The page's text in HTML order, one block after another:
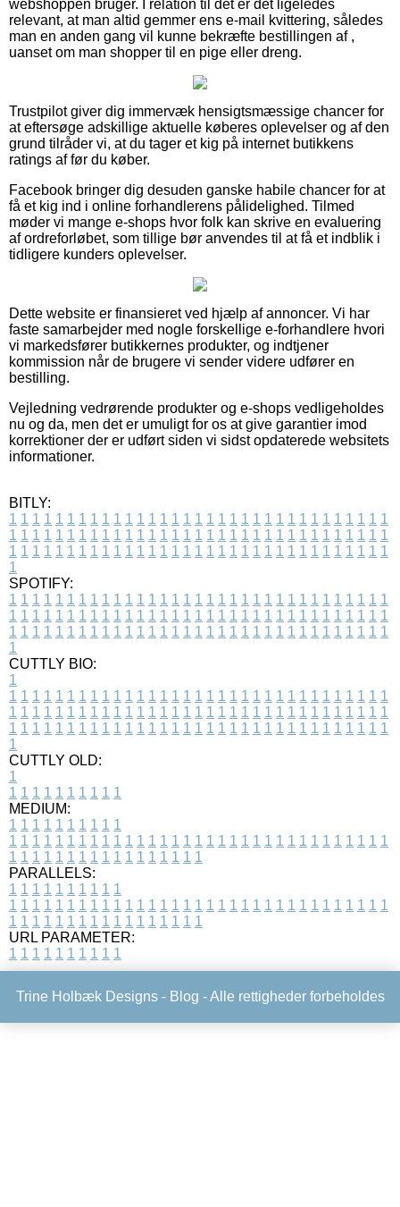
webshoppen bruger. I relation til det er det ligeledes
relevant, at man altid gemmer ens e-mail kvittering, således
man en anden gang vil kunne bekræfte bestillingen af ,
uanset om man shopper til en pige eller dreng.
Trustpilot giver dig immervæk hensigtsmæssige chancer for
at eftersøge adskillige aktuelle køberes oplevelser og af den
grund tilråder vi, at du tager et kig på internet butikkens
ratings af før du køber.
Facebook bringer dig desuden ganske habile chancer for at
få et kig ind i online forhandlerens pålidelighed. Tilmed
møder vi mange e-shops hvor folk kan skrive en evaluering
af ordreforløbet, som tillige bør anvendes til at få et indblik i
tidligere kunders oplevelser.
Dette website er finansieret ved hjælp af annoncer. Vi har
faste samarbejder med nogle forskellige e-forhandlere hvori
vi markedsfører butikkernes produkter, og indtjener
kommission når de brugere vi sender videre udfører en
bestilling.
Vejledning vedrørende produkter og e-shops vedligeholdes
nu og da, men det er umuligt for os at give garantier imod
korrektioner der er udført siden vi sidst opdaterede websitets
informationer.
BITLY:
1 1 1 1 1 1 1 1 1 1 1 1 1 1 1 1 1 1 1 1 1 1 1 1 1 1 1 1 1 1 1 1 1
1 1 1 1 1 1 1 1 1 1 1 1 1 1 1 1 1 1 1 1 1 1 1 1 1 1 1 1 1 1 1 1 1
1 1 1 1 1 1 1 1 1 1 1 1 1 1 1 1 1 1 1 1 1 1 1 1 1 1 1 1 1 1 1 1 1
1
SPOTIFY:
1 1 1 1 1 1 1 1 1 1 1 1 1 1 1 1 1 1 1 1 1 1 1 1 1 1 1 1 1 1 1 1 1
1 1 1 1 1 1 1 1 1 1 1 1 1 1 1 1 1 1 1 1 1 1 1 1 1 1 1 1 1 1 1 1 1
1 1 1 1 1 1 1 1 1 1 1 1 1 1 1 1 1 1 1 1 1 1 1 1 1 1 1 1 1 1 1 1 1
1
CUTTLY BIO:
1
1 1 1 1 1 1 1 1 1 1 1 1 1 1 1 1 1 1 1 1 1 1 1 1 1 1 1 1 1 1 1 1 1
1 1 1 1 1 1 1 1 1 1 1 1 1 1 1 1 1 1 1 1 1 1 1 1 1 1 1 1 1 1 1 1 1
1 1 1 1 1 1 1 1 1 1 1 1 1 1 1 1 1 1 1 1 1 1 1 1 1 1 1 1 1 1 1 1 1
1
CUTTLY OLD:
1
1 1 1 1 1 1 1 1 1 1
MEDIUM:
1 1 1 1 1 1 1 1 1 1
1 1 1 1 1 1 1 1 1 1 1 1 1 1 1 1 1 1 1 1 1 1 1 1 1 1 1 1 1 1 1 1 1
1 1 1 1 1 1 1 1 1 1 1 1 1 1 1 1 1
PARALLELS:
1 1 1 1 1 1 1 1 1 1
1 1 1 1 1 1 1 1 1 1 1 1 1 1 1 1 1 1 1 1 1 1 1 1 1 1 1 1 1 1 1 1 1
1 1 1 1 1 1 1 1 1 1 1 1 1 1 1 1 1
URL PARAMETER:
1 1 1 1 1 1 1 1 1 1
Trine Holbæk Designs - Blog - Alle rettigheder forbeholdes